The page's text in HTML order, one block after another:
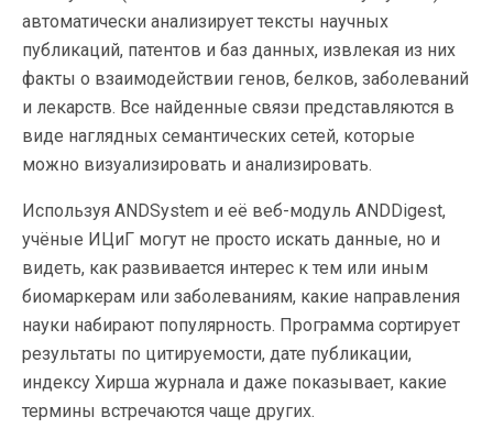
автоматически анализирует тексты научных
публикаций, патентов и баз данных, извлекая из них
факты о взаимодействии генов, белков, заболеваний
и лекарств. Все найденные связи представляются в
виде наглядных семантических сетей, которые
можно визуализировать и анализировать.
Используя ANDSystem и её веб-модуль ANDDigest,
учёные ИЦиГ могут не просто искать данные, но и
видеть, как развивается интерес к тем или иным
биомаркерам или заболеваниям, какие направления
науки набирают популярность. Программа сортирует
результаты по цитируемости, дате публикации,
индексу Хирша журнала и даже показывает, какие
термины встречаются чаще других.